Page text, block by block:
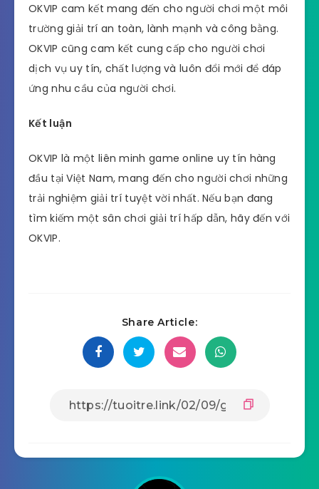
OKVIP cam kết mang đến cho người chơi một môi
trường giải trí an toàn, lành mạnh và công bằng.
OKVIP cũng cam kết cung cấp cho người chơi
dịch vụ uy tín, chất lượng và luôn đổi mới để đáp
ứng nhu cầu của người chơi.
Kết luận
OKVIP là một liên minh game online uy tín hàng
đầu tại Việt Nam, mang đến cho người chơi những
trải nghiệm giải trí tuyệt vời nhất. Nếu bạn đang
tìm kiếm một sân chơi giải trí hấp dẫn, hãy đến với
OKVIP.
Share Article: